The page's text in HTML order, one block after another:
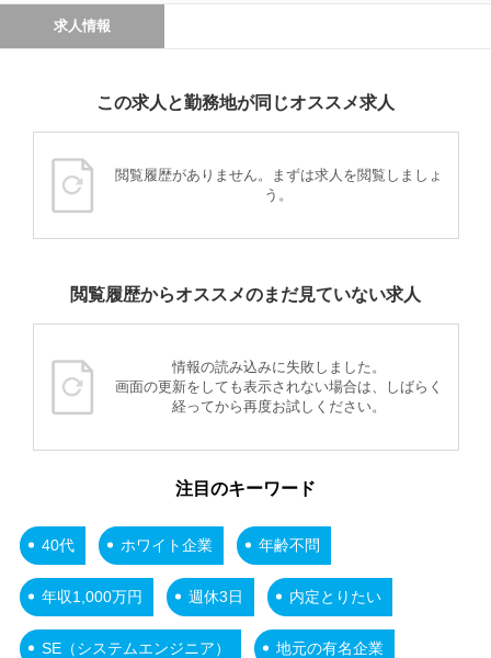
求人情報
この求人と勤務地が同じオススメ求人
閲覧履歴がありません。まずは求人を閲覧しましょ
う。
閲覧履歴からオススメのまだ見ていない求人
情報の読み込みに失敗しました。
画面の更新をしても表示されない場合は、しばらく
経ってから再度お試しください。
注目のキーワード
40代 ホワイト企業 年齢不問
年収1,000万円 週休3日 内定とりたい
SE（システムエンジニア） 地元の有名企業